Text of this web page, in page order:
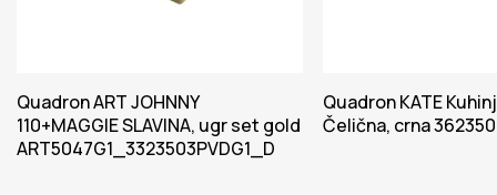
Quadron ART JOHNNY
110+MAGGIE SLAVINA, ugr set gold
ART5047G1_3323503PVDG1_D
Quadron KATE
Čelična, crna